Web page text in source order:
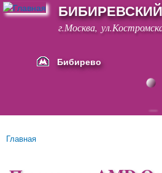
Перейти к
основному
содержанию
г.Москва,
Бибирево
Основные ссылки
Вы здесь
Главная